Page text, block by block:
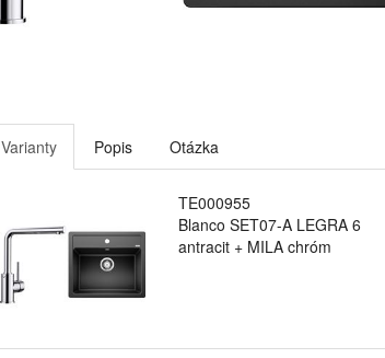
Varianty Popis Otázka
TE000955
Blanco SET07-A LEGRA 6
antracit + MILA chróm